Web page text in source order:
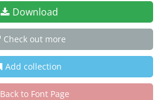
Download
Check out more
Add collection
Back to Font Page